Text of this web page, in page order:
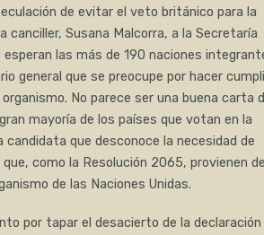
de evitar el veto británico para la
canciller, Susana Malcorra, a la Secretaría
esperan las más de 190 naciones
general que se preocupe por hacer
No parece ser una buena carta
mayoría de los países que votan en la
candidata que desconoce la necesidad de
como la Resolución 2065, provienen del
de las Naciones Unidas.
por tapar el desacierto de la declaración